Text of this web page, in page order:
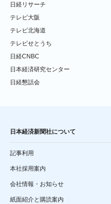
日経リサーチ
テレビ大阪
テレビ北海道
テレビせとうち
日経CNBC
日本経済研究センター
日経懇話会
日本経済新聞社について
記事利用
本社採用案内
会社情報・お知らせ
紙面紹介と購読案内